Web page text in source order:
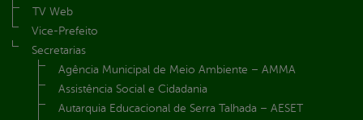
TV Web
Vice-Prefeito
Secretarias
Agência Municipal de Meio Ambiente – AMMA
Assistência Social e Cidadania
Autarquia Educacional de Serra Talhada – AESET